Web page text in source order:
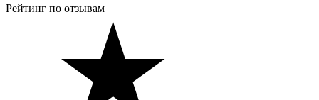
Рейтинг по отзывам